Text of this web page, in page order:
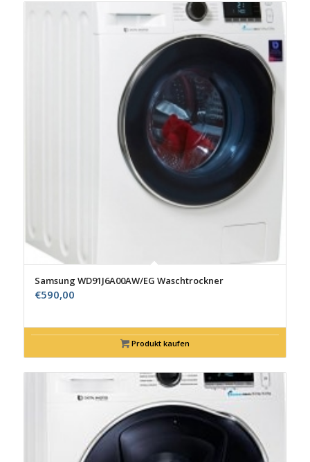
Samsung WD91J6A00AW/EG Waschtrockner
€590,00
Produkt kaufen